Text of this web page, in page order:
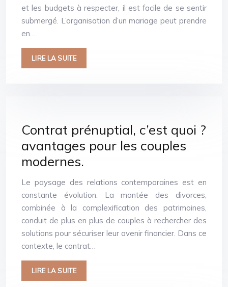
et les budgets à respecter, il est facile de se sentir
submergé. L’organisation d’un mariage peut prendre
en…
LIRE LA SUITE
Contrat prénuptial, c’est quoi ?
avantages pour les couples
modernes.
Le paysage des relations contemporaines est en
constante évolution. La montée des divorces,
combinée à la complexification des patrimoines,
conduit de plus en plus de couples à rechercher des
solutions pour sécuriser leur avenir financier. Dans ce
contexte, le contrat…
LIRE LA SUITE